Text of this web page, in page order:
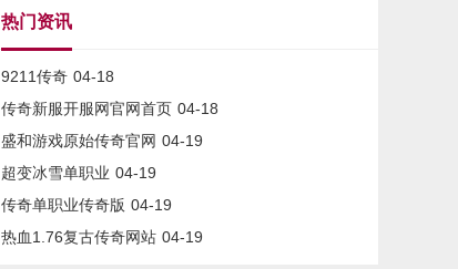
热门资讯
9211传奇 04-18
传奇新服开服网官网首页 04-18
盛和游戏原始传奇官网 04-19
超变冰雪单职业 04-19
传奇单职业传奇版 04-19
热血1.76复古传奇网站 04-19